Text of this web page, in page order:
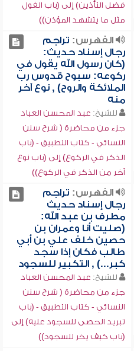
فضل التأذين) إلى (باب القول
مثل ما يتشهد المؤذن))
الفهرس: تراجم
رجال إسناد حديث:
(كان رسول الله يقول في
ركوعه: سبوح قدوس رب
الملائكة والروح) , نوع آخر
منه
للشيخ: عبد المحسن العباد
جزء من محاضرة ( شرح سنن
النسائي - كتاب التطبيق - (باب
الذكر في الركوع) إلى (باب نوع
آخر من الذكر في الركوع))
الفهرس: تراجم
رجال إسناد حديث
مطرف بن عبد الله:
(صليت أنا وعمران بن
حصين خلف علي بن أبي
طالب فكان إذا سجد
كبر...) , التكبير للسجود
للشيخ: عبد المحسن العباد
جزء من محاضرة ( شرح سنن
النسائي - كتاب التطبيق - (باب
تبريد الحصى للسجود عليه) إلى
(باب كيف يخر للسجود))